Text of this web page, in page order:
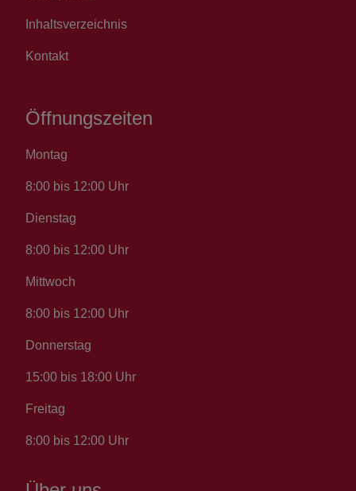
Inhaltsverzeichnis
Kontakt
Öffnungszeiten
Montag
8:00 bis 12:00 Uhr
Dienstag
8:00 bis 12:00 Uhr
Mittwoch
8:00 bis 12:00 Uhr
Donnerstag
15:00 bis 18:00 Uhr
Freitag
8:00 bis 12:00 Uhr